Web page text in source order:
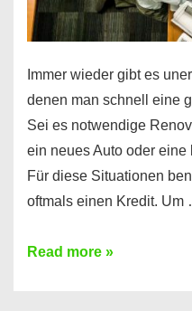
Immer wieder gibt es
denen man schnell eine
Sei es notwendige
ein neues Auto oder
Für diese Situationen
oftmals einen Kredit. Um
Brauchen
Read more »